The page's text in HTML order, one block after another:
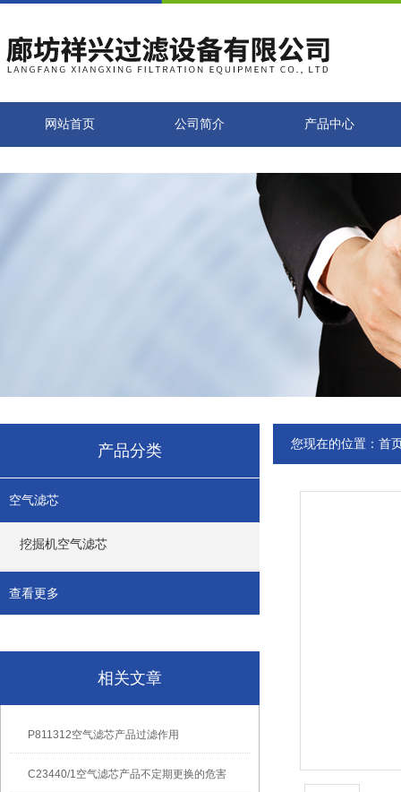
网站首页 公司简介 产品中心
产品分类
空气滤芯
挖掘机空气滤芯
查看更多
相关文章
P811312空气滤芯产品过滤作用
C23440/1空气滤芯产品不定期更换的危害
您现在的位置： 首